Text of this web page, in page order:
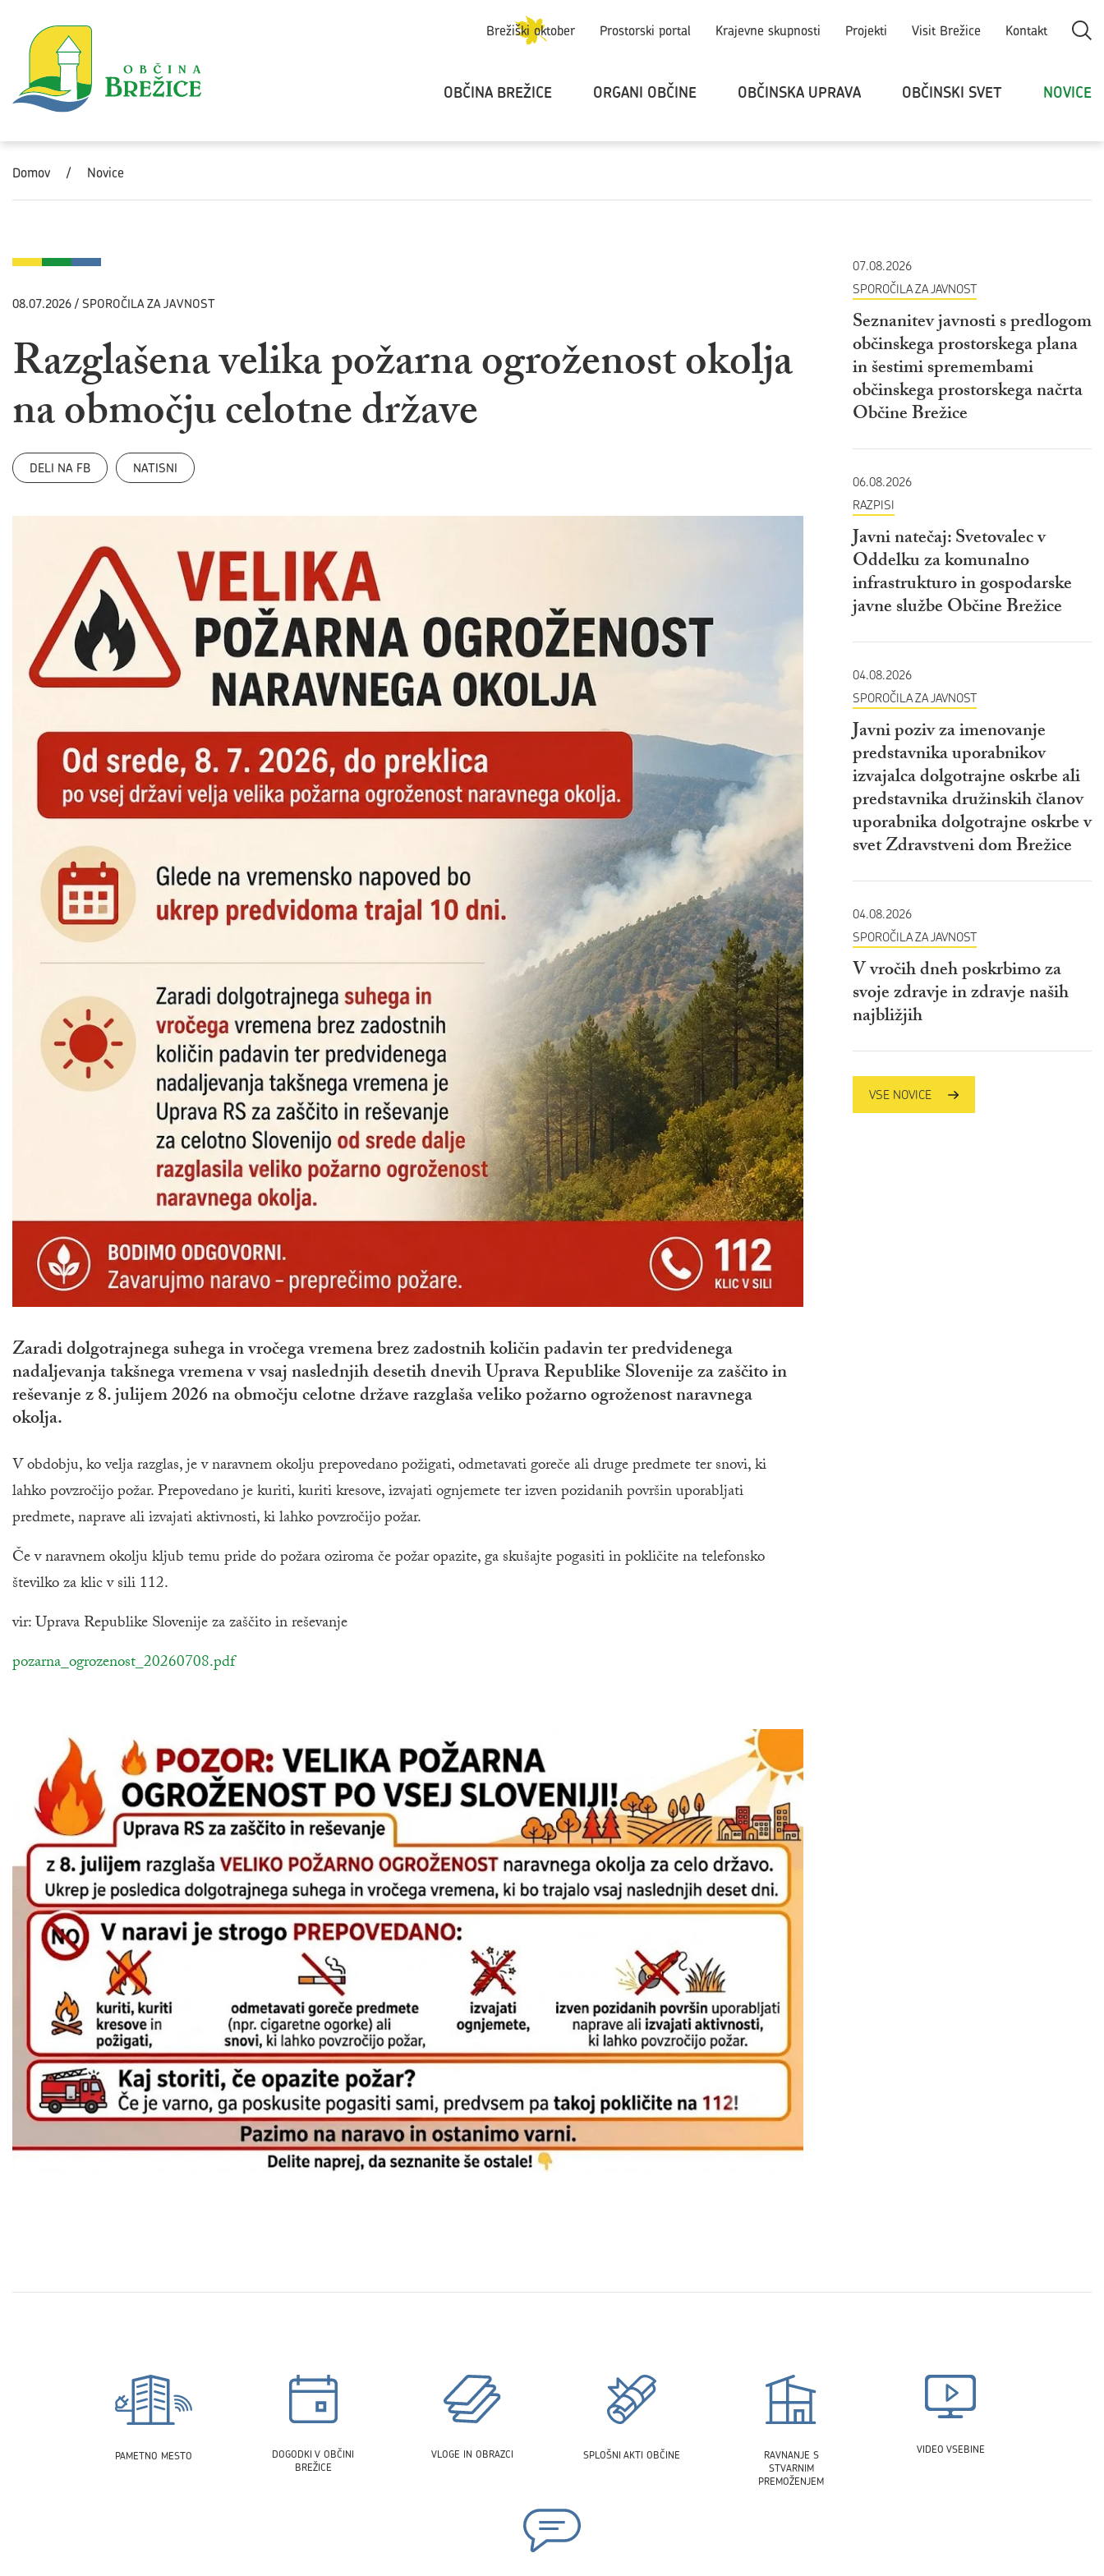
Brežiški oktober Prostorski portal Krajevne skupnosti Projekti Visit Brežice Kontakt
OBČINA BREŽICE ORGANI OBČINE OBČINSKA UPRAVA OBČINSKI SVET NOVICE
Domov / Novice
08.07.2026 / SPOROČILA ZA JAVNOST
Razglašena velika požarna ogroženost okolja
na območju celotne države
DELI NA FB NATISNI
Zaradi dolgotrajnega suhega in vročega vremena brez zadostnih količin padavin ter predvidenega
nadaljevanja takšnega vremena v vsaj naslednjih desetih dnevih Uprava Republike Slovenije za zaščito in
reševanje z 8. julijem 2026 na območju celotne države razglaša veliko požarno ogroženost naravnega
okolja.
V obdobju, ko velja razglas, je v naravnem okolju prepovedano požigati, odmetavati goreče ali druge predmete ter snovi, ki
lahko povzročijo požar. Prepovedano je kuriti, kuriti kresove, izvajati ognjemete ter izven pozidanih površin uporabljati
predmete, naprave ali izvajati aktivnosti, ki lahko povzročijo požar.
Če v naravnem okolju kljub temu pride do požara oziroma če požar opazite, ga skušajte pogasiti in pokličite na telefonsko
številko za klic v sili 112.
vir: Uprava Republike Slovenije za zaščito in reševanje
povezava na dokument
pozarna_ogrozenost_20260708.pdfodpira se v novem oknu
07.08.2026
SPOROČILA ZA JAVNOST
Seznanitev javnosti s predlogom
občinskega prostorskega plana
in šestimi spremembami
občinskega prostorskega načrta
Občine Brežice
06.08.2026
RAZPISI
Javni natečaj: Svetovalec v
Oddelku za komunalno
infrastrukturo in gospodarske
javne službe Občine Brežice
04.08.2026
SPOROČILA ZA JAVNOST
Javni poziv za imenovanje
predstavnika uporabnikov
izvajalca dolgotrajne oskrbe ali
predstavnika družinskih članov
uporabnika dolgotrajne oskrbe v
svet Zdravstveni dom Brežice
04.08.2026
SPOROČILA ZA JAVNOST
V vročih dneh poskrbimo za
svoje zdravje in zdravje naših
najbližjih
VSE NOVICE
PAMETNO MESTO
DOGODKI V OBČINI
BREŽICE
VLOGE IN OBRAZCI SPLOŠNI AKTI OBČINE
RAVNANJE S
STVARNIM
PREMOŽENJEM
VIDEO VSEBINE